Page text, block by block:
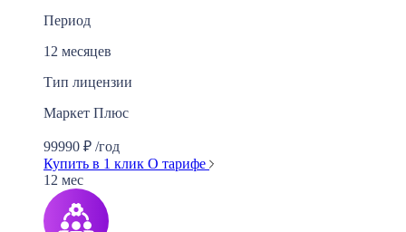
Период
12 месяцев
Тип лицензии
Маркет Плюс
99990 ₽ /год
Купить в 1 клик О тарифе
12 мес